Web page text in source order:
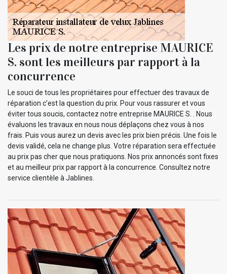
Les prix de notre entreprise MAURICE
S. sont les meilleurs par rapport à la
concurrence
Le souci de tous les propriétaires pour effectuer des travaux de
réparation c’est la question du prix. Pour vous rassurer et vous
éviter tous soucis, contactez notre entreprise MAURICE S. . Nous
évaluons les travaux en nous nous déplaçons chez vous à nos
frais. Puis vous aurez un devis avec les prix bien précis. Une fois le
devis validé, cela ne change plus. Votre réparation sera effectuée
au prix pas cher que nous pratiquons. Nos prix annoncés sont fixes
et au meilleur prix par rapport à la concurrence. Consultez notre
service clientèle à Jablines.